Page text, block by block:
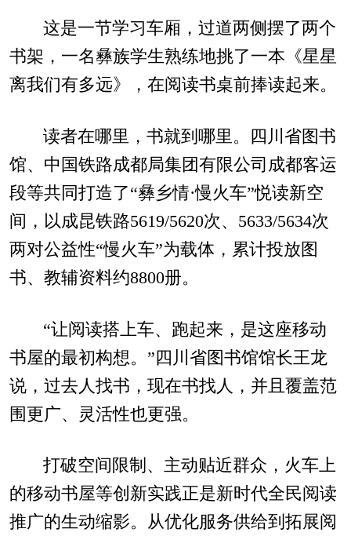
这是一节学习车厢，过道两侧摆了两个
书架，一名彝族学生熟练地挑了一本《星星
离我们有多远》，在阅读书桌前捧读起来。
读者在哪里，书就到哪里。四川省图书
馆、中国铁路成都局集团有限公司成都客运
段等共同打造了“彝乡情·慢火车”悦读新空
间，以成昆铁路5619/5620次、5633/5634次
两对公益性“慢火车”为载体，累计投放图
书、教辅资料约8800册。
“让阅读搭上车、跑起来，是这座移动
书屋的最初构想。”四川省图书馆馆长王龙
说，过去人找书，现在书找人，并且覆盖范
围更广、灵活性也更强。
打破空间限制、主动贴近群众，火车上
的移动书屋等创新实践正是新时代全民阅读
推广的生动缩影。从优化服务供给到拓展阅